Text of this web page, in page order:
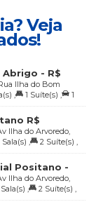
Veja
- R$
Ilha do Bom
Catarina, Brasil
1 Suíte(s)
1
R$
Ilha do Arvoredo,
Brasil
Sala(s) 2 Suíte(s)
Positano -
Ilha do Arvoredo,
Brasil
Sala(s) 2 Suíte(s)